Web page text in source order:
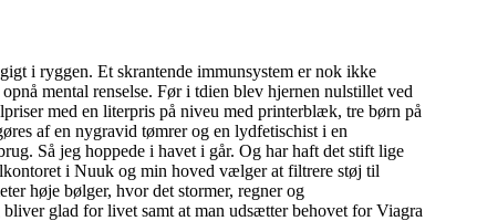
i ryggen. Et skrantende immunsystem er nok ikke
mental renselse. Før i tdien blev hjernen nulstillet ved
med en literpris på niveu med printerblæk, tre børn på
af en nygravid tømrer og en lydfetischist i en
Så jeg hoppede i havet i går. Og har haft det stift lige
i Nuuk og min hoved vælger at filtrere støj til
høje bølger, hvor det stormer, regner og
glad for livet samt at man udsætter behovet for Viagra